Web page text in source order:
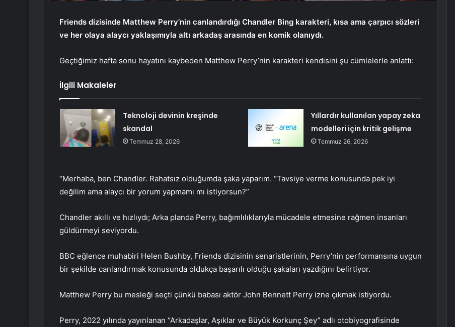
Friends dizisinde Matthew Perry’nin canlandırdığı Chandler Bing karakteri, kısa ama çarpıcı sözleri
ve her olaya alaycı yaklaşımıyla altı arkadaş arasında en komik olanıydı.
Geçtiğimiz hafta sonu hayatını kaybeden Matthew Perry’nin karakteri kendisini şu cümlelerle anlattı:
İlgili Makaleler
Teknoloji devinin kreşinde
skandal
Temmuz 28, 2026
Yıllardır kullanılan yapay zeka
modelleri için kritik gelişme
Temmuz 26, 2026
“Merhaba, ben Chandler. Rahatsız olduğumda şaka yaparım. “Tavsiye verme konusunda pek iyi
değilim ama alaycı bir yorum yapmamı mı istiyorsun?”
Chandler akıllı ve hızlıydı; Arka planda Perry, bağımlılıklarıyla mücadele etmesine rağmen insanları
güldürmeyi seviyordu.
BBC eğlence muhabiri Helen Bushby, Friends dizisinin senaristlerinin, Perry’nin performansına uygun
bir şekilde canlandırmak konusunda oldukça başarılı olduğu şakaları yazdığını belirtiyor.
Matthew Perry bu mesleği seçti çünkü babası aktör John Bennett Perry izne çıkmak istiyordu.
Perry, 2022 yılında yayınlanan “Arkadaşlar, Aşıklar ve Büyük Korkunç Şey” adlı otobiyografisinde